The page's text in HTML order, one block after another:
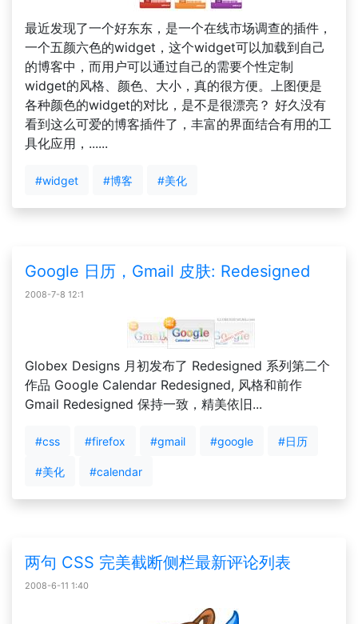
最近发现了一个好东东，是一个在线市场调查的插件，
一个五颜六色的widget，这个widget可以加载到自己
的博客中，而用户可以通过自己的需要个性定制
widget的风格、颜色、大小，真的很方便。上图便是
各种颜色的widget的对比，是不是很漂亮？ 好久没有
看到这么可爱的博客插件了，丰富的界面结合有用的工
具化应用，......
#widget #博客 #美化
Google 日历，Gmail 皮肤: Redesigned
2008-7-8 12:1
Globex Designs 月初发布了 Redesigned 系列第二个
作品 Google Calendar Redesigned, 风格和前作
Gmail Redesigned 保持一致，精美依旧...
#css #firefox #gmail #google #日历
#美化 #calendar
两句 CSS 完美截断侧栏最新评论列表
2008-6-11 1:40